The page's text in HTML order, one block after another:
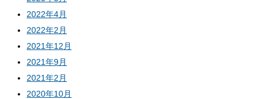
2022年4月
2022年2月
2021年12月
2021年9月
2021年2月
2020年10月